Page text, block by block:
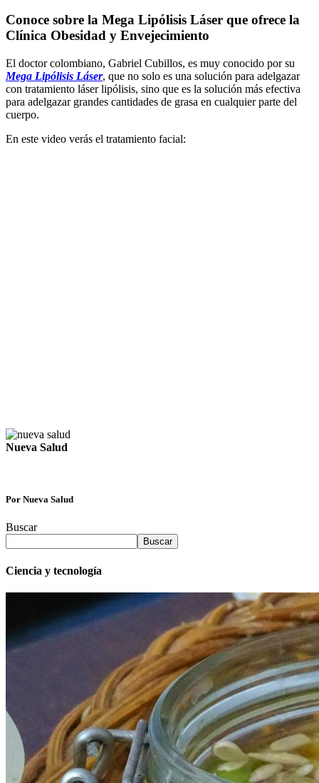
Conoce sobre la Mega Lipólisis Láser que ofrece la
Clínica Obesidad y Envejecimiento
El doctor colombiano, Gabriel Cubillos, es muy conocido por su
Mega Lipólisis Láser, que no solo es una solución para adelgazar
con tratamiento láser lipólisis, sino que es la solución más efectiva
para adelgazar grandes cantidades de grasa en cualquier parte del
cuerpo.
En este video verás el tratamiento facial:
Nueva Salud
Por Nueva Salud
Buscar
Buscar
Ciencia y tecnología